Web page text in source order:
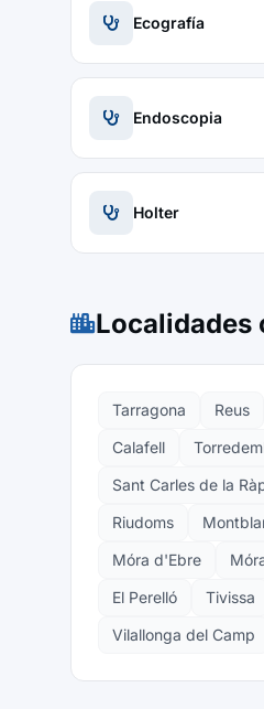
Ecografía
Endoscopia
Holter
Localidades
Tarragona Reus
Calafell
Sant Carles de la
Riudoms
Móra d'Ebre
El Perelló
Tivissa
Vilallonga del Camp